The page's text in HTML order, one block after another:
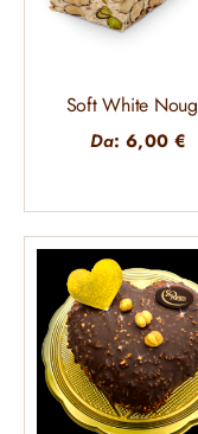
Soft White
Da:6,00€